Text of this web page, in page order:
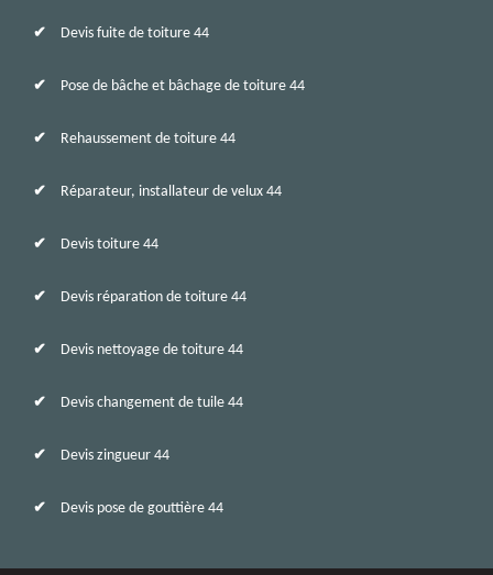
Devis fuite de toiture 44
Pose de bâche et bâchage de toiture 44
Rehaussement de toiture 44
Réparateur, installateur de velux 44
Devis toiture 44
Devis réparation de toiture 44
Devis nettoyage de toiture 44
Devis changement de tuile 44
Devis zingueur 44
Devis pose de gouttière 44